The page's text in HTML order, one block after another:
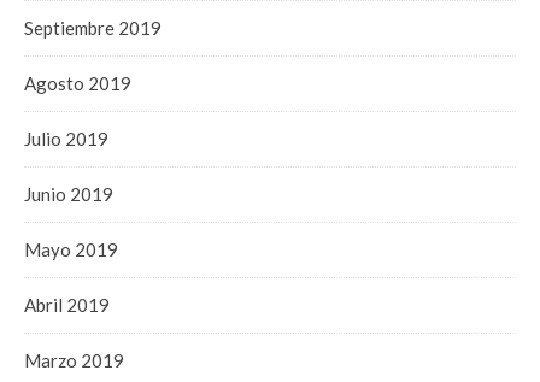
Septiembre 2019
Agosto 2019
Julio 2019
Junio 2019
Mayo 2019
Abril 2019
Marzo 2019